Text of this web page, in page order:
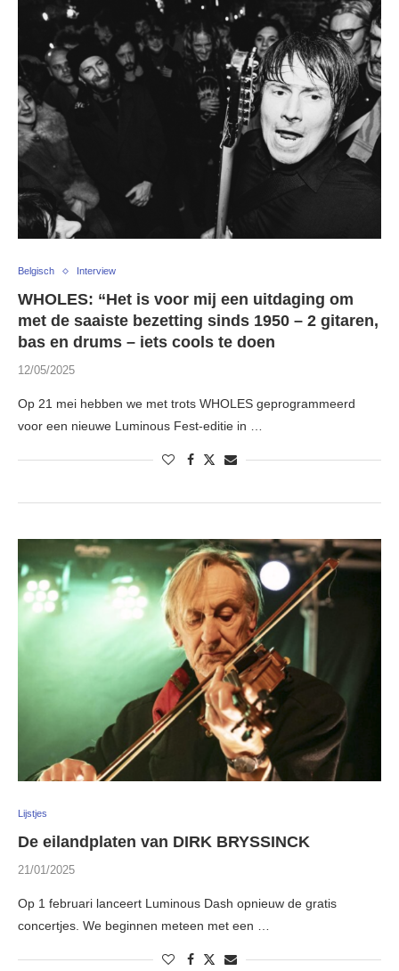
Belgisch Interview
WHOLES: “Het is voor mij een uitdaging om
met de saaiste bezetting sinds 1950 – 2 gitaren,
bas en drums – iets cools te doen
12/05/2025
Op 21 mei hebben we met trots WHOLES geprogrammeerd
voor een nieuwe Luminous Fest-editie in …
Lijstjes
De eilandplaten van DIRK BRYSSINCK
21/01/2025
Op 1 februari lanceert Luminous Dash opnieuw de gratis
concertjes. We beginnen meteen met een …